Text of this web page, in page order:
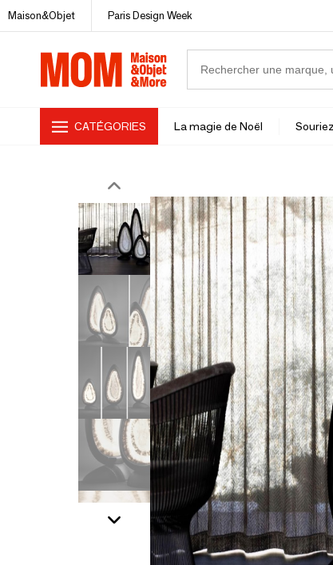
Maison&Objet Paris Design Week
CATÉGORIES La magie de Noël